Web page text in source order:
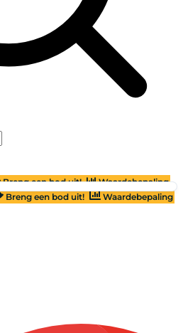
Breng een bod uit!
Waardebepaling
Breng een bod uit! Waardebepaling